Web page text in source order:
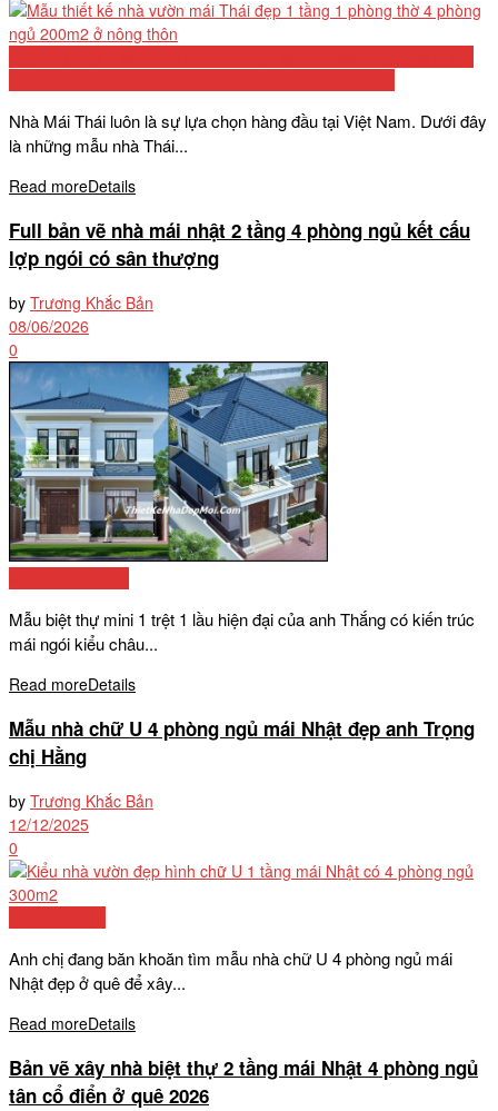
Nhà Mái Thái luôn là sự lựa chọn hàng đầu tại Việt Nam. Dưới đây
là những mẫu nhà Thái...
Read moreDetails
Full bản vẽ nhà mái nhật 2 tầng 4 phòng ngủ kết cấu
lợp ngói có sân thượng
by Trương Khắc Bản
08/06/2026
0
Mẫu biệt thự mini 1 trệt 1 lầu hiện đại của anh Thắng có kiến trúc
mái ngói kiểu châu...
Read moreDetails
Mẫu nhà chữ U 4 phòng ngủ mái Nhật đẹp anh Trọng
chị Hằng
by Trương Khắc Bản
12/12/2025
0
Anh chị đang băn khoăn tìm mẫu nhà chữ U 4 phòng ngủ mái
Nhật đẹp ở quê để xây...
Read moreDetails
Bản vẽ xây nhà biệt thự 2 tầng mái Nhật 4 phòng ngủ
tân cổ điển ở quê 2026